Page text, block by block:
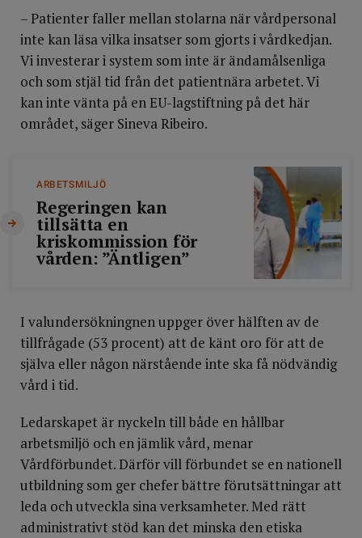
– Patienter faller mellan stolarna när vårdpersonal
inte kan läsa vilka insatser som gjorts i vårdkedjan.
Vi investerar i system som inte är ändamålsenliga
och som stjäl tid från det patientnära arbetet. Vi
kan inte vänta på en EU-lagstiftning på det här
området, säger Sineva Ribeiro.
ARBETSMILJÖ
Regeringen kan
tillsätta en
kriskommission för
vården: ”Äntligen”
I valundersökningnen uppger över hälften av de
tillfrågade (53 procent) att de känt oro för att de
själva eller någon närstående inte ska få nödvändig
vård i tid.
Ledarskapet är nyckeln till både en hållbar
arbetsmiljö och en jämlik vård, menar
Vårdförbundet. Därför vill förbundet se en nationell
utbildning som ger chefer bättre förutsättningar att
leda och utveckla sina verksamheter. Med rätt
administrativt stöd kan det minska den etiska